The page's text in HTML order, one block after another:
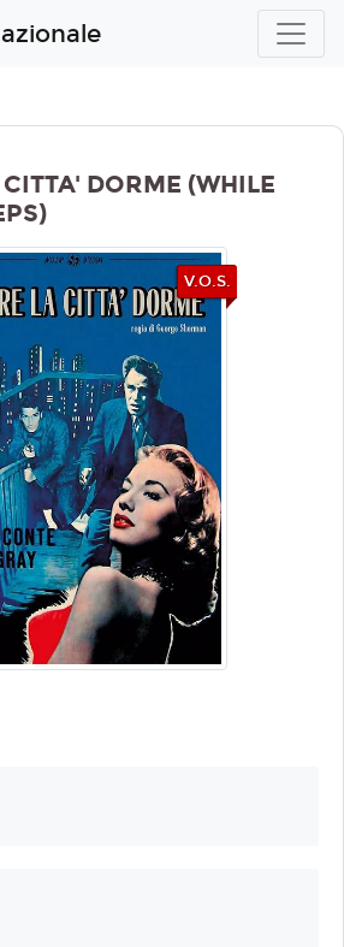
DORME (WHILE
V.O.S.